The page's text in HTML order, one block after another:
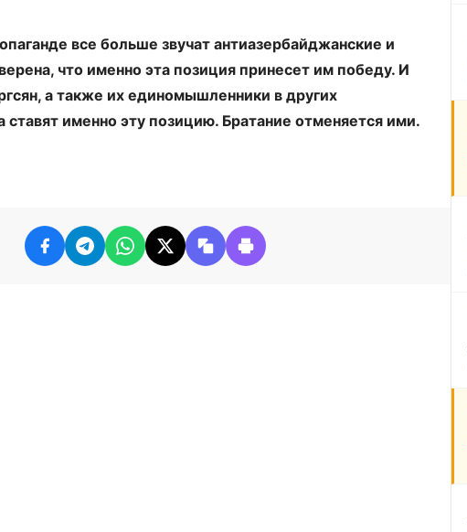
все больше звучат антиазербайджанские и
что именно эта позиция принесет им победу. И
а также их единомышленники в других
ставят именно эту позицию. Братание отменяется ими.